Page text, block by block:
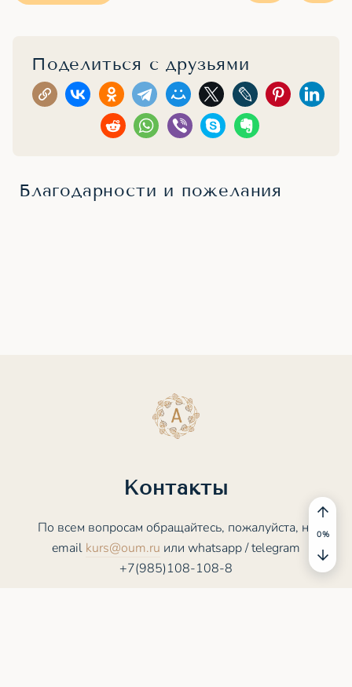
Поделиться с друзьями
Благодарности и пожелания
Контакты
По всем вопросам обращайтесь, пожалуйста, на
email kurs@oum.ru или whatsapp / telegram
+7(985)108-108-8
0%